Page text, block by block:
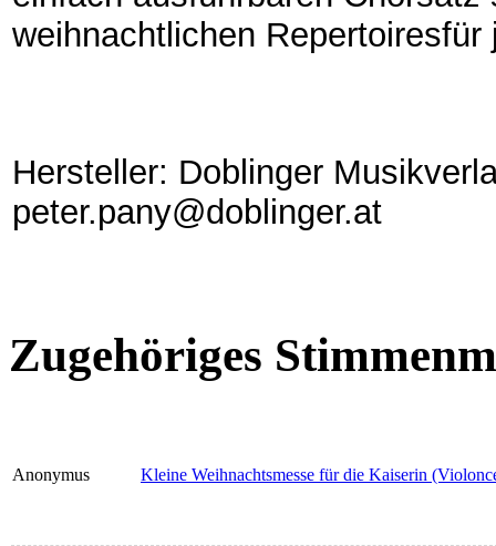
weihnachtlichen
Hersteller: Doblinger
peter.pany@doblinger.at
Zugehöriges
Anonymus Kleine Weihnachtsmesse für die Kaiserin